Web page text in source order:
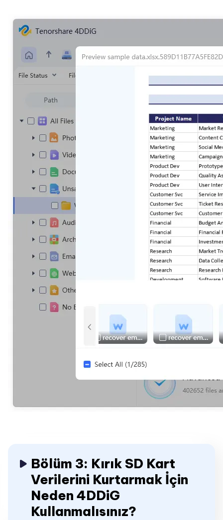
Bölüm 3: Kırık SD Kart
Verilerini Kurtarmak İçin
Neden 4DDiG
Kullanmalısınız?